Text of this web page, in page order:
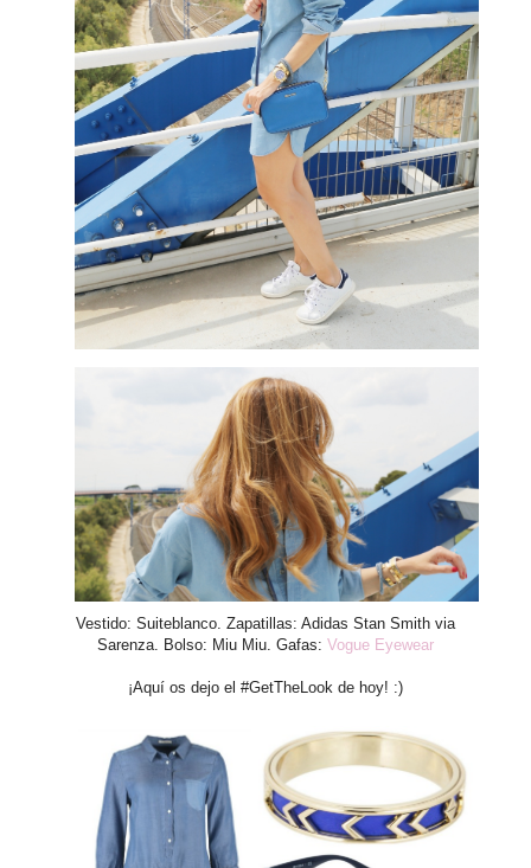
Vestido: Suiteblanco. Zapatillas: Adidas Stan Smith via
Sarenza. Bolso: Miu Miu. Gafas: Vogue Eyewear
¡Aquí os dejo el #GetTheLook de hoy! :)